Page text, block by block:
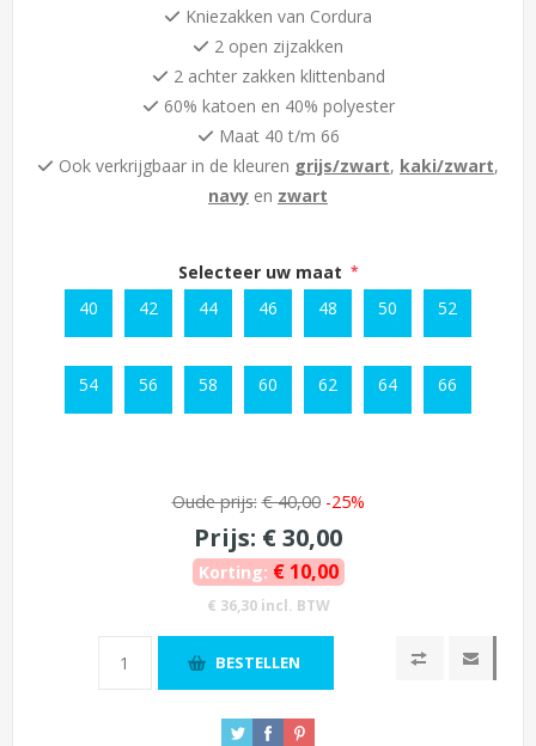
Kniezakken van Cordura
2 open zijzakken
2 achter zakken klittenband
60% katoen en 40% polyester
Maat 40 t/m 66
Ook verkrijgbaar in de kleuren grijs/zwart, kaki/zwart,
navy en zwart
Selecteer uw maat *
40 42 44 46 48 50 52
54 56 58 60 62 64 66
Oude prijs: € 40,00 -25%
Prijs: € 30,00
Korting: € 10,00
€ 36,30 incl. BTW
BESTELLEN